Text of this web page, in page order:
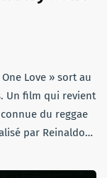
Love » sort au
Un film qui revient
du reggae
par Reinaldo…